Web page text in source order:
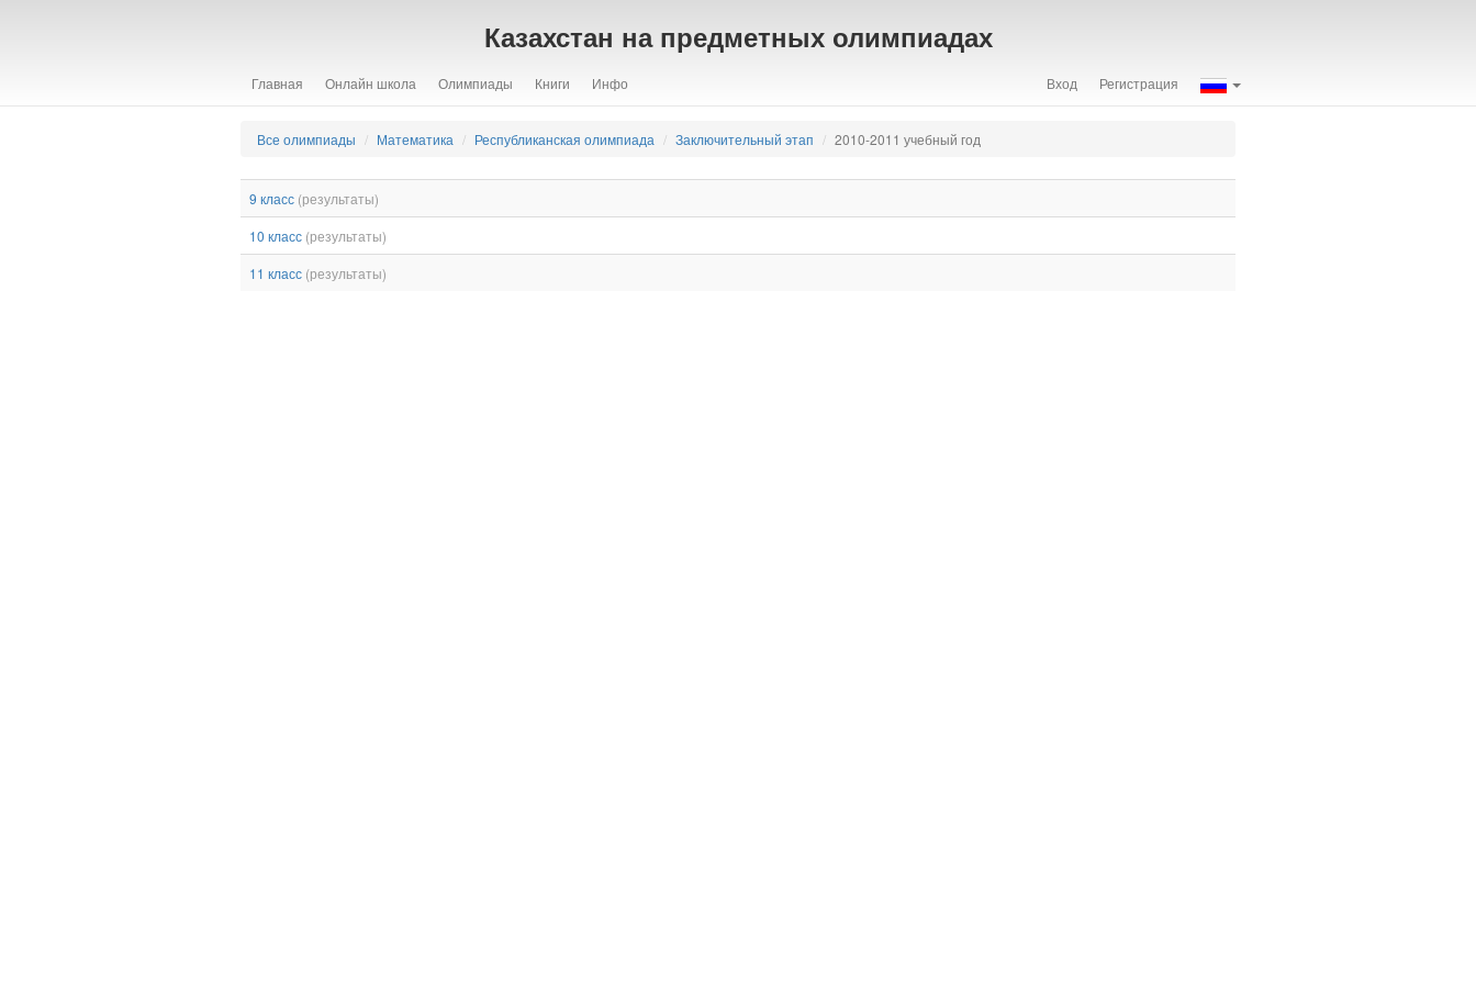
Казахстан на предметных олимпиадах
Главная Онлайн школа Олимпиады Книги Инфо Вход Регистрация
Все олимпиады Математика Республиканская олимпиада Заключительный этап 2010-2011 учебный год
9 класс (результаты)
10 класс (результаты)
11 класс (результаты)